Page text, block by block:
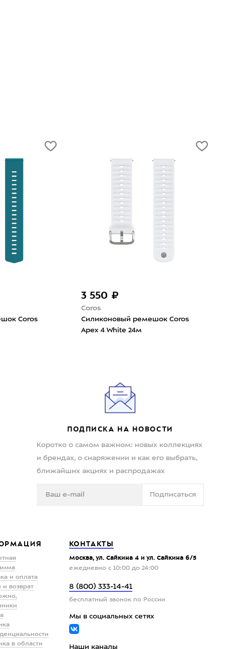
как
Coros
3 550 ₽
Coros
Силиконовый ремешок Coros
Apex 4 White 24м
ПОДПИСКА НА НОВОСТИ
Коротко о самом важном: новых коллекциях
и брендах, о снаряжении и как его выбрать,
ближайших акциях и распродажах
Подписаться
и оплата
возврат
в области
КОНТАКТЫ
Москва, ул. Сайкина 4 и ул. Сайкина 6/5
ежедневно с 10:00 до 24:00
8 (800) 333-14-41
бесплатный звонок по России
Мы в социальных сетях
Наши каналы